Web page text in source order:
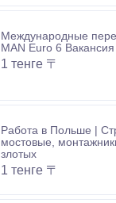
Международные
MAN Euro 6
1 тенге 〒
Работа в Польше |
мостовые,
злотых
1 тенге 〒